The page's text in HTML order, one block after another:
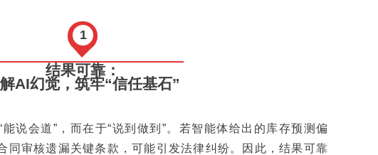
1
结果可靠：
AI幻觉，筑牢“信任基石”
说会道”，而在于“说到做到”。若智能体给出的库存预测偏
同审核遗漏关键条款，可能引发法律纠纷。因此，结果可靠